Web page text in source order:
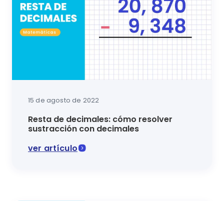
15 de agosto de 2022
Resta de decimales: cómo resolver
sustracción con decimales
ver artículo